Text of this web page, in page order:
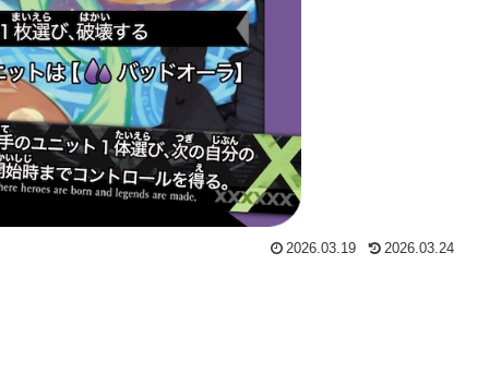
2026.03.19 2026.03.24